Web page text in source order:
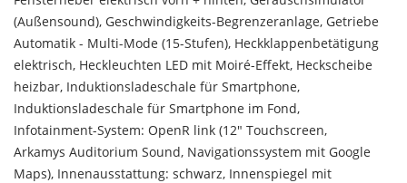
(Außensound), Geschwindigkeits-Begrenzeranlage, Getriebe
Automatik - Multi-Mode (15-Stufen), Heckklappenbetätigung
elektrisch, Heckleuchten LED mit Moiré-Effekt, Heckscheibe
heizbar, Induktionsladeschale für Smartphone,
Induktionsladeschale für Smartphone im Fond,
Infotainment-System: OpenR link (12" Touchscreen,
Arkamys Auditorium Sound, Navigationssystem mit Google
Maps), Innenausstattung: schwarz, Innenspiegel mit